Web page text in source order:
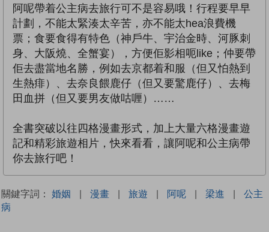
阿呢帶着公主病去旅行可不是容易哦！行程要早早
計劃，不能太緊湊太辛苦，亦不能太hea浪費機
票；食要食得有特色（神戶牛、宇治金時、河豚刺
身、大阪燒、全蟹宴），方便佢影相呃like；仲要帶
佢去盡當地名勝，例如去京都着和服（但又怕熱到
生熱痱）、去奈良餵鹿仔（但又要驚鹿仔）、去梅
田血拼（但又要男友做咕喱）……
全書突破以往四格漫畫形式，加上大量六格漫畫遊
記和精彩旅遊相片，快來看看，讓阿呢和公主病帶
你去旅行吧！
關鍵字詞： 婚姻 | 漫畫 | 旅遊 | 阿呢 | 梁進 |
公主
病